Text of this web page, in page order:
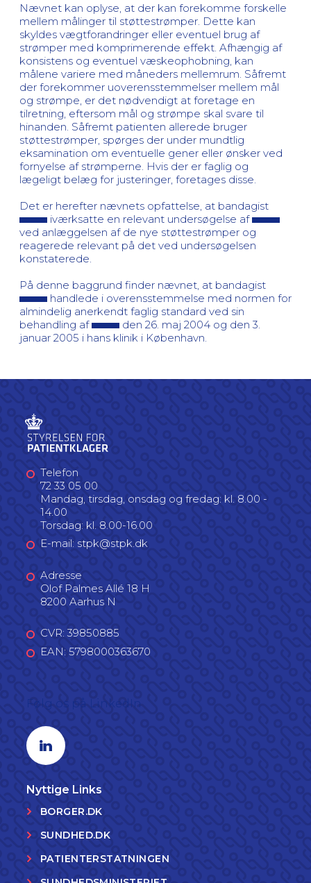
Nævnet kan oplyse, at der kan forekomme forskelle
mellem målinger til støttestrømper. Dette kan
skyldes vægtforandringer eller eventuel brug af
strømper med komprimerende effekt. Afhængig af
konsistens og eventuel væskeophobning, kan
målene variere med måneders mellemrum. Såfremt
der forekommer uoverensstemmelser mellem mål
og strømpe, er det nødvendigt at foretage en
tilretning, eftersom mål og strømpe skal svare til
hinanden. Såfremt patienten allerede bruger
støttestrømper, spørges der under mundtlig
eksamination om eventuelle gener eller ønsker ved
fornyelse af strømperne. Hvis der er faglig og
lægeligt belæg for justeringer, foretages disse.
Det er herefter nævnets opfattelse, at bandagist
iværksatte en relevant undersøgelse af
ved anlæggelsen af de nye støttestrømper og
reagerede relevant på det ved undersøgelsen
konstaterede.
På denne baggrund finder nævnet, at bandagist
handlede i overensstemmelse med normen for
almindelig anerkendt faglig standard ved sin
behandling af
den 26. maj 2004 og den 3.
januar 2005 i hans klinik i København.
Telefon
72 33 05 00
Mandag, tirsdag, onsdag og fredag: kl. 8.00 -
14.00
Torsdag: kl. 8.00-16.00
E-mail: stpk@stpk.dk
Adresse
Olof Palmes Allé 18 H
8200 Aarhus N
CVR: 39850885
EAN: 5798000363670
Linkedin profil
Nyttige Links
BORGER.DK
SUNDHED.DK
PATIENTERSTATNINGEN